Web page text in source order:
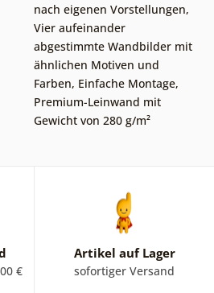
nach eigenen Vorstellungen,
Vier aufeinander
abgestimmte Wandbilder mit
ähnlichen Motiven und
Farben, Einfache Montage,
Premium-Leinwand mit
Gewicht von 280 g/m²
€
Artikel auf Lager
sofortiger Versand